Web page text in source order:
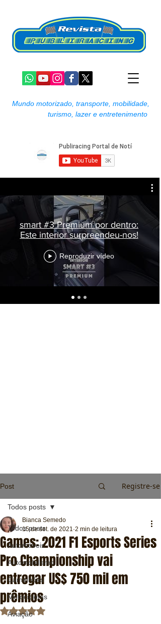
Mundo motorizado, transporte, mobilidade,
turismo, lazer e entretenimento
smart #3 Premium por dentro:
Este interior surpreendeu-nos!
Reproduzir vídeo
Post Registre-se
Todos posts
Automóveis
Automobilismo
Caminhões
Motocicletas
Aviação
Todos posts
Games: 2021 F1 Esports Series
Pro Championship vai
entregar US$ 750 mil em
prêmios
Bianca Semedo
15 de set. de 2021 2 min de leitura
Avaliado com NaN de 5 estrelas.